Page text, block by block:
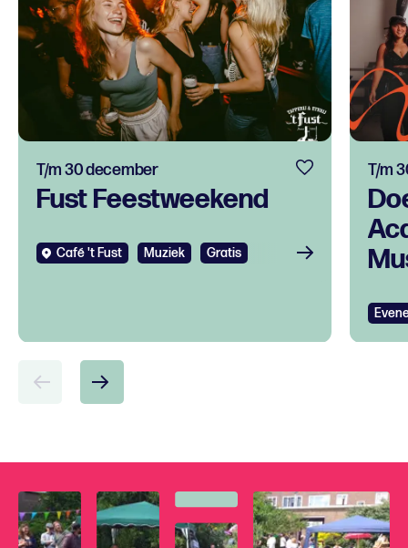
Fust Feestweekend
T/m 30 december
Café 't Fust Muziek Gratis
T/m